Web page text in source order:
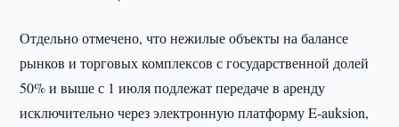
Отдельно отмечено, что нежилые объекты на балансе
рынков и торговых комплексов с государственной долей
50% и выше с 1 июля подлежат передаче в аренду
исключительно через электронную платформу E-auksion,